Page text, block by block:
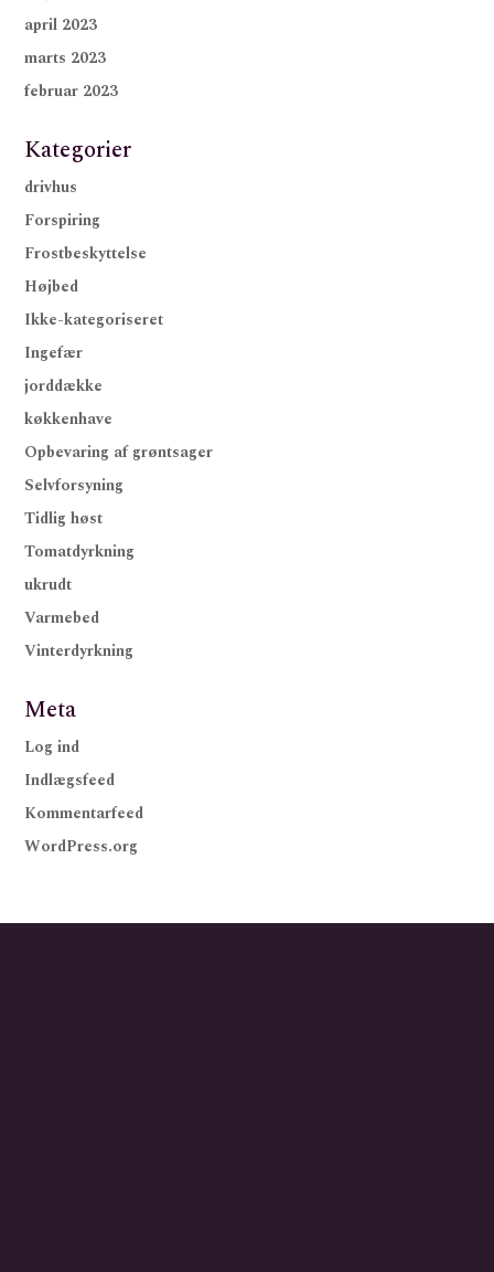
april 2023
marts 2023
februar 2023
Kategorier
drivhus
Forspiring
Frostbeskyttelse
Højbed
Ikke-kategoriseret
Ingefær
jorddække
køkkenhave
Opbevaring af grøntsager
Selvforsyning
Tidlig høst
Tomatdyrkning
ukrudt
Varmebed
Vinterdyrkning
Meta
Log ind
Indlægsfeed
Kommentarfeed
WordPress.org